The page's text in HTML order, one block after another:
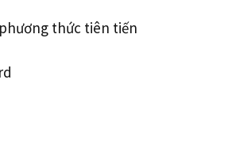
thức tiên tiến